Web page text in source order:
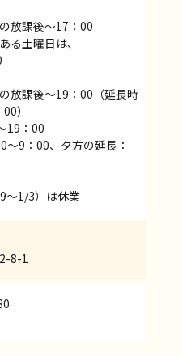
放課後～17：00
る土曜日は、
放課後～19：00（延長時
）
19：00
～9：00、夕方の延長：
～1/3）は休業
8-1